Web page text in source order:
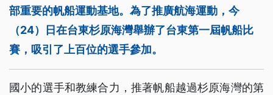
部重要的帆船運動基地。為了推廣航海運動，今
（24）日在台東杉原海灣舉辦了台東第一屆帆船比
賽，吸引了上百位的選手參加。
國小的選手和教練合力，推著帆船越過杉原海灣的第